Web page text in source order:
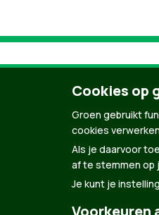
© Copyright
Cookies op
Groen gebruikt
cookies
Als je daarvoor
af te stemmen op
Je kunt je
Voorkeuren